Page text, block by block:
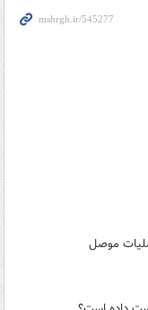
موصل